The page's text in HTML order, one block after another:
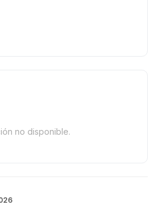
no disponible.